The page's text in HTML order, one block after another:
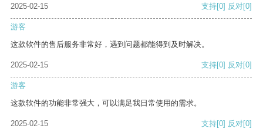
2025-02-15 支持[0] 反对[0]
游客
这款软件的售后服务非常好，遇到问题都能得到及时解决。
2025-02-15 支持[0] 反对[0]
游客
这款软件的功能非常强大，可以满足我日常使用的需求。
2025-02-15 支持[0] 反对[0]